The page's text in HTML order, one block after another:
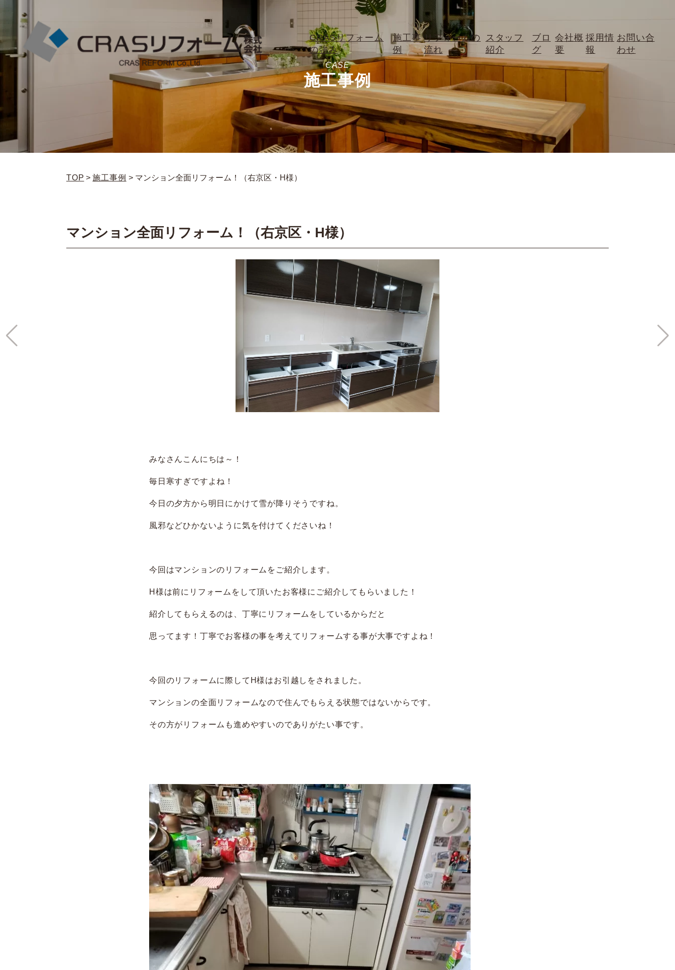
CRASリフォーム
の強み
施工事
例
リフォームの
流れ
スタッフ
紹介
ブロ
グ
会社概
要
採用情
報
お問い合
わせ
CASE
施工事例
TOP >施工事例 > マンション全面リフォーム！（右京区・H様）
マンション全面リフォーム！（右京区・H様）
みなさんこんにちは～！
毎日寒すぎですよね！
今日の夕方から明日にかけて雪が降りそうですね。
風邪などひかないように気を付けてくださいね！
今回はマンションのリフォームをご紹介します。
H様は前にリフォームをして頂いたお客様にご紹介してもらいました！
紹介してもらえるのは、丁寧にリフォームをしているからだと
思ってます！丁寧でお客様の事を考えてリフォームする事が大事ですよね！
今回のリフォームに際してH様はお引越しをされました。
マンションの全面リフォームなので住んでもらえる状態ではないからです。
その方がリフォームも進めやすいのでありがたい事です。